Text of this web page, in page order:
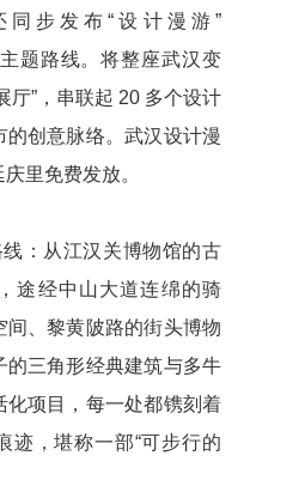
同步发布“设计漫游”
题路线。将整座武汉变
厅”，串联起 20 多个设计
的创意脉络。武汉设计漫
里免费发放。
线：从江汉关博物馆的古
途经中山大道连绵的骑
间、黎黄陂路的街头博物
的三角形经典建筑与多牛
化项目，每一处都镌刻着
迹，堪称一部“可步行的